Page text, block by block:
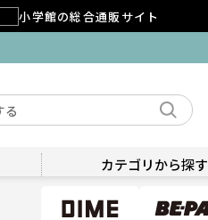
小学館の総合通販サイト
カテゴリから探す